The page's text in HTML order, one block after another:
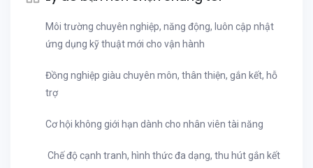
Môi trường chuyên nghiệp, năng động, luôn cập nhật
ứng dụng kỹ thuật mới cho vận hành
Đồng nghiệp giàu chuyên môn, thân thiện, gắn kết, hỗ
trợ
Cơ hội không giới hạn dành cho nhân viên tài năng
Chế độ cạnh tranh, hình thức đa dạng, thu hút gắn kết